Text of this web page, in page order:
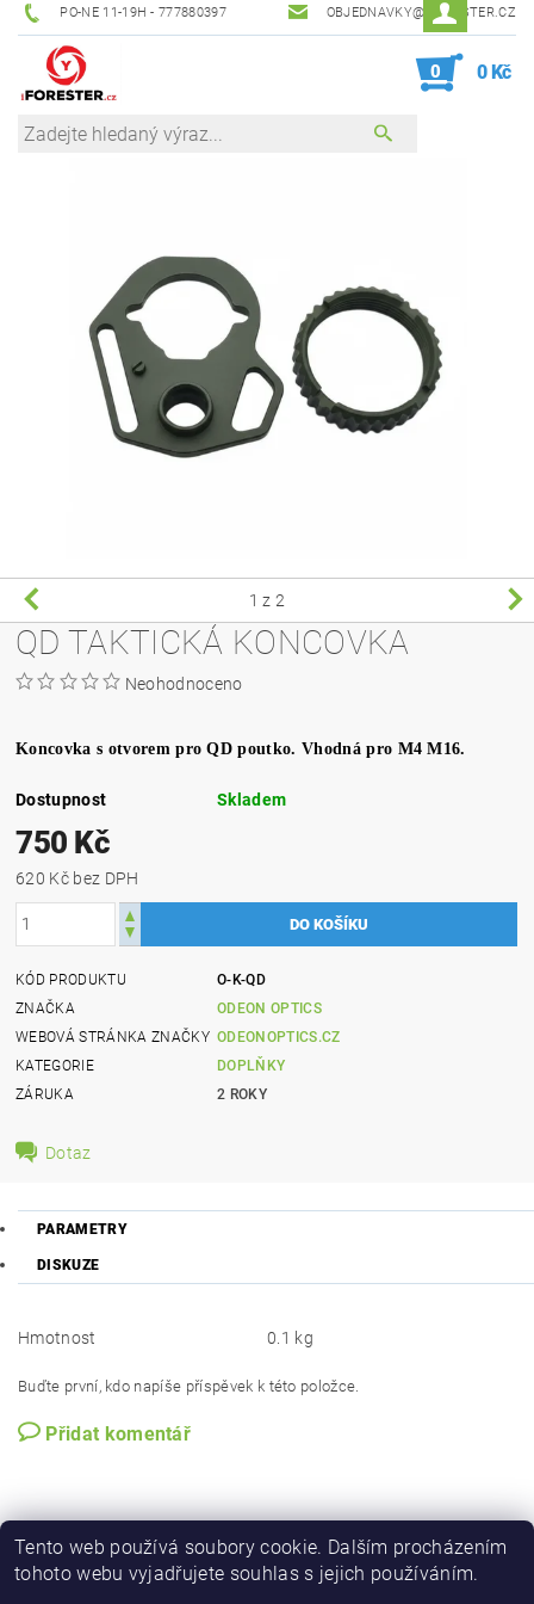
PO-NE 11-19H - 777880397 OBJEDNAVKY@IFORESTER.CZ
0 0 Kč
1 z 2
QD TAKTICKÁ KONCOVKA
Neohodnoceno
Koncovka s otvorem pro QD poutko. Vhodná pro M4 M16.
Dostupnost Skladem
750 Kč
620 Kč bez DPH
KÓD PRODUKTU
O-K-QD
ZNAČKA
ODEON OPTICS
WEBOVÁ STRÁNKA ZNAČKY ODEONOPTICS.CZ
KATEGORIE
DOPLŇKY
ZÁRUKA
2 ROKY
Dotaz
PARAMETRY
DISKUZE
Hmotnost 0.1 kg
Buďte první, kdo napíše příspěvek k této položce.
Přidat komentář
Tento web používá soubory cookie. Dalším procházením
tohoto webu vyjadřujete souhlas s jejich používáním.